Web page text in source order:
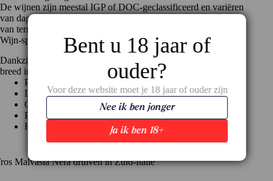
De wijnen zijn meestal IGP of DOC-geclassificeerd en variëren
van dagelijks drinkplezier tot serieuze dinerwijn, afhankelijk
van terroir en vinificatie.
Wijn-spijs: zacht rood voor elke dag
Dankzij zijn soepele structuur en rijp fruit is Malvasia Nera
breed inzetbaar aan tafel:
Pasta met tomatensaus of ragù
Lasagne of ovenschotels met groenten
Geroosterde kip of kalkoen
Pizza met worst of mozzarella
Halfrijpe kazen zoals pecorino of scamorza
Bent u 18 jaar of
ouder?
Voor deze website moet je 18 jaar of ouder zijn
Ja ik ben 18+
Nee ik ben jonger